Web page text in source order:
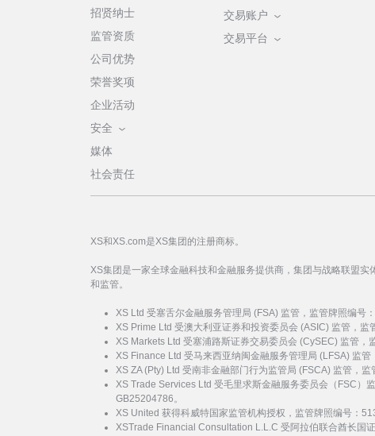
招贤纳士
监管资质
公司优势
荣誉奖项
企业活动
安全
媒体
社会责任
交易账户
交易平台
XS和XS.com是XS集团的注册商标。
XS集团是一家全球金融科技和金融服务提供商，集团与战略联盟实
和监管。
XS Ltd 受塞舌尔金融服务管理局 (FSA) 监管，监管牌照编号：
XS Prime Ltd 受澳大利亚证券和投资委员会 (ASIC) 监管，监
XS Markets Ltd 受塞浦路斯证券交易委员会 (CySEC) 监管，
XS Finance Ltd 受马来西亚纳闽金融服务管理局 (LFSA) 监管
XS ZA (Pty) Ltd 受南非金融部门行为监管局 (FSCA) 监管，监
XS Trade Services Ltd 受毛里求斯金融服务委员会（FSC）
GB25204786。
XS United 获得科威特国家监管机构授权，监管牌照编号：
XSTrade Financial Consultation L.L.C 受阿拉伯联合酋长国